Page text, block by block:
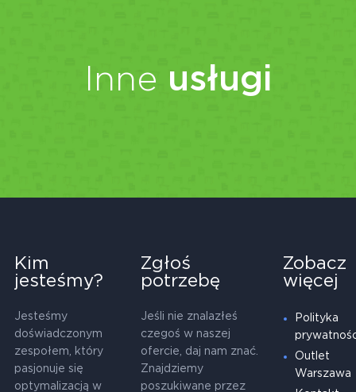
Inne usługi
Kim
jesteśmy?
Jesteśmy
doświadczonym
zespołem, który
pasjonuje się
optymalizacją w
Zgłoś
potrzebę
Jeśli nie znalazłeś
czegoś w naszej
ofercie, daj nam znać.
Znajdziemy
poszukiwane przez
Zobacz
więcej
Polityka
Outlet
Warszawa